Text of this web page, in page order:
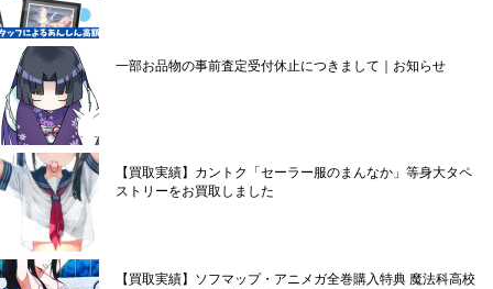
一部お品物の事前査定受付休止につきまして｜お知らせ
【買取実績】カントク「セーラー服のまんなか」等身大タペ
ストリーをお買取しました
【買取実績】ソフマップ・アニメガ全巻購入特典 魔法科高校